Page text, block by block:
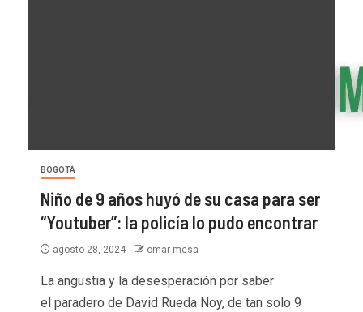
BOGOTÁ
Niño de 9 años huyó de su casa para ser
“Youtuber”: la policía lo pudo encontrar
agosto 28, 2024 omar mesa
La angustia y la desesperación por saber
el paradero de David Rueda Noy, de tan solo 9